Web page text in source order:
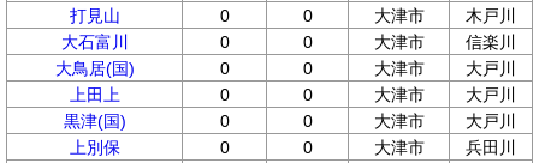
打見山
0 0 大津市
木戸川
大石富川
0 0 大津市
信楽川
大鳥居(国)
0 0 大津市
大戸川
上田上
0 0 大津市
大戸川
黒津(国)
0 0 大津市
大戸川
上別保
0 0 大津市
兵田川